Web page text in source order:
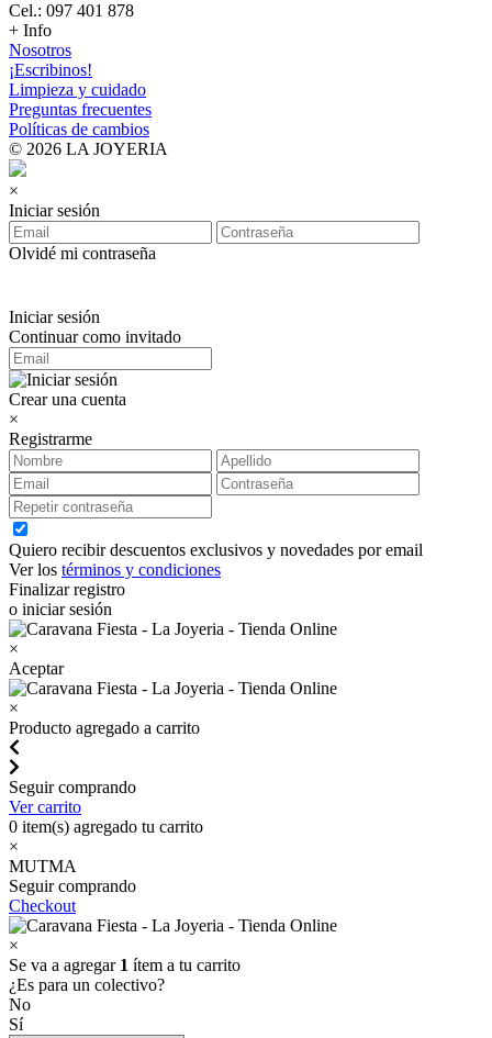
Cel.: 097 401 878
+ Info
Nosotros
¡Escribinos!
Limpieza y cuidado
Preguntas frecuentes
Políticas de cambios
© 2026 LA JOYERIA
×
Iniciar sesión
Olvidé mi contraseña
Iniciar sesión
Continuar como invitado
Crear una cuenta
×
Registrarme
Quiero recibir descuentos exclusivos y novedades por email
Ver los términos y condiciones
Finalizar registro
o iniciar sesión
×
Aceptar
×
Producto agregado a carrito
Seguir comprando
Ver carrito
0 item(s) agregado tu carrito
×
MUTMA
Seguir comprando
Checkout
×
Se va a agregar 1 ítem a tu carrito
¿Es para un colectivo?
No
Sí